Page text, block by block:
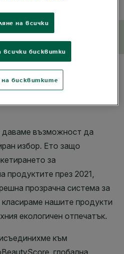
на всички
всички бисквитки
бисквитките